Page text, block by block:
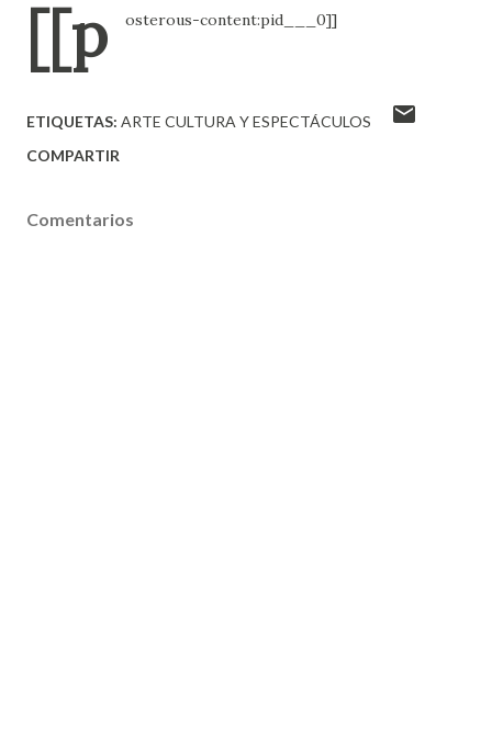
[[p osterous-content:pid___0]]
ETIQUETAS: ARTE CULTURA Y ESPECTÁCULOS
COMPARTIR
Comentarios